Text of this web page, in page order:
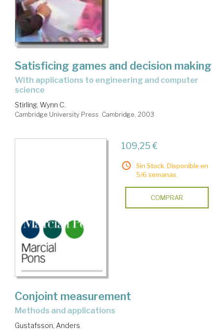
Satisficing games and decision making
with applications to engineering and computer
science
Stirling, Wynn C.
Cambridge University Press. Cambridge, 2003
109,25 €
Sin Stock. Disponible en
5/6 semanas.
COMPRAR
Conjoint measurement
methods and applications
Gustafsson, Anders